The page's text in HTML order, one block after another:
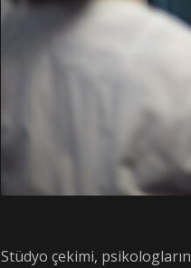
Stüdyo çekimi,